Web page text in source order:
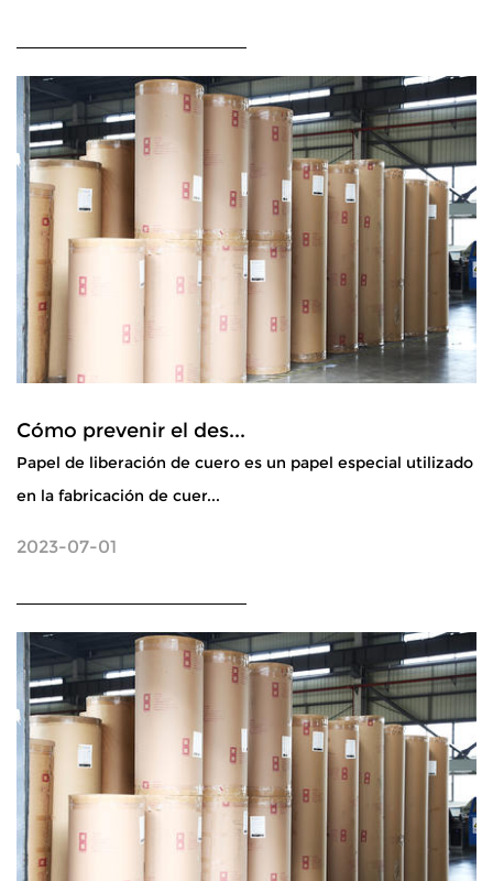
Cómo prevenir el des...
Papel de liberación de cuero es un papel especial utilizado
en la fabricación de cuer...
2023-07-01